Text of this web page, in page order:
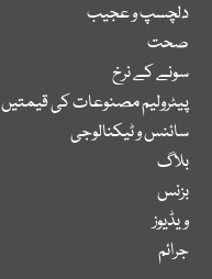
دلچسپ و عجیب
صحت
سونے کے نرخ
پیٹرولیم مصنوعات کی قیمتیں
سائنس و ٹیکنالوجی
بلاگ
بزنس
ویڈیوز
جرائم